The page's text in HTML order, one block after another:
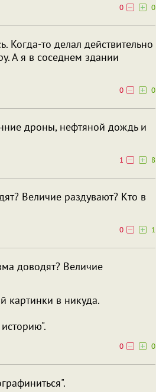
0 0
Когда-то делал действительно
А я в соседнем здании
0 0
дроны, нефтяной дождь и
1 8
Величие раздувают? Кто в
0 1
доводят? Величие
картинки в никуда.
0 0